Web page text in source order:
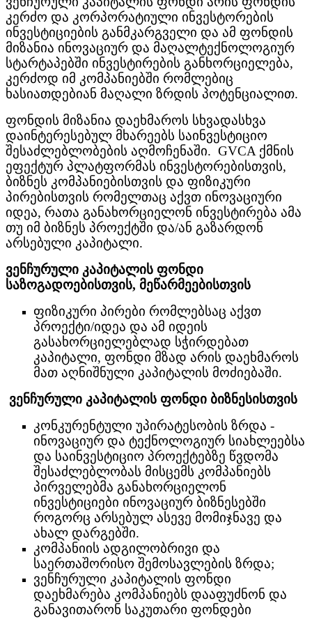
კერძო და კორპორატიული ინვესტორების
ინვესტიციების განმკარგველი და ამ ფონდის
მიზანია ინოვაციურ და მაღალტექნოლოგიურ
სტარტაპებში ინვესტირების განხორციელება,
კერძოდ იმ კომპანიებში რომლებიც
ხასიათდებიან მაღალი ზრდის პოტენციალით.
ფონდის მიზანია დაეხმაროს სხვადასხვა
დაინტერესებულ მხარეებს საინვესტიციო
შესაძლებლობების აღმოჩენაში. GVCA ქმნის
ეფექტურ პლატფორმას ინვესტორებისთვის,
ბიზნეს კომპანიებისთვის და ფიზიკური
პირებისთვის რომელთაც აქვთ ინოვაციური
იდეა, რათა განახორციელონ ინვესტირება ამა
თუ იმ ბიზნეს პროექტში და/ან გაზარდონ
არსებული კაპიტალი.
ვენჩურული კაპიტალის ფონდი
საზოგადოებისთვის, მეწარმეებისთვის
ფიზიკური პირები რომლებსაც აქვთ
პროექტი/იდეა და ამ იდეის
გასახორციელებლად სჭირდებათ
კაპიტალი, ფონდი მზად არის დაეხმაროს
მათ აღნიშნული კაპიტალის მოძიებაში.
ვენჩურული კაპიტალის ფონდი ბიზნესისთვის
კონკურენტული უპირატესობის ზრდა -
ინოვაციურ და ტექნოლოგიურ სიახლეებსა
და საინვესტიციო პროექტებზე წვდომა
შესაძლებლობას მისცემს კომპანიებს
პირველებმა განახორციელონ
ინვესტიციები ინოვაციურ ბიზნესებში
როგორც არსებულ ასევე მომიჯნავე და
ახალ დარგებში.
კომპანიის ადგილობრივი და
საერთაშორისო შემოსავლების ზრდა;
ვენჩურული კაპიტალის ფონდი
დაეხმარება კომპანიებს დააფუძნონ და
განავითარონ საკუთარი ფონდები